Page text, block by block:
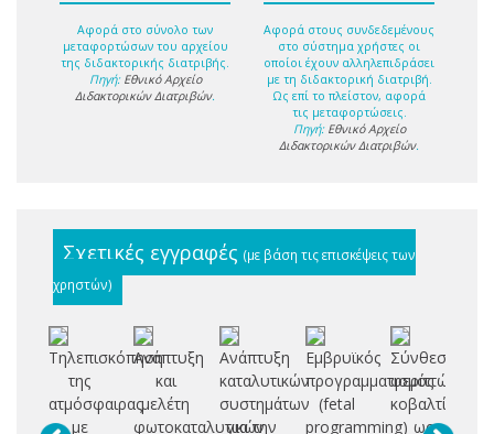
Αφορά στο σύνολο των
μεταφορτώσων του αρχείου
της διδακτορικής διατριβής.
Πηγή: Εθνικό Αρχείο
Διδακτορικών Διατριβών.
Αφορά στους συνδεδεμένους
στο σύστημα χρήστες οι
οποίοι έχουν αλληλεπιδράσει
με τη διδακτορική διατριβή.
Ως επί το πλείστον, αφορά
τις μεταφορτώσεις.
Πηγή: Εθνικό Αρχείο
Διδακτορικών Διατριβών.
Σχετικές εγγραφές (με βάση τις επισκέψεις των
χρηστών)
Τηλεπισκόπηση
της
ατμόσφαιρας
με
Ανάπτυξη
και
μελέτη
φωτοκαταλυτικών
Ανάπτυξη
καταλυτικών
συστημάτων
για την
Εμβρυϊκός
προγραμματισμός
(fetal
programming)
Σύνθεση
φεριττών
κοβαλτίου
ως